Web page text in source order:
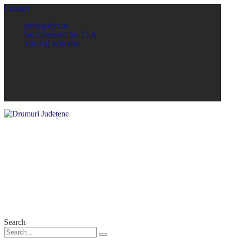
Contact
press@djct.ro
Str. Celulozei Nr. 15 A
+40 241 630 696
Search